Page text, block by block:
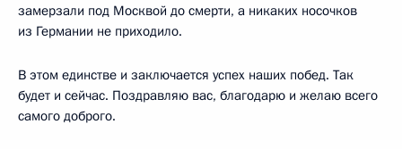
замерзали под Москвой до смерти, а никаких носочков
из Германии не приходило.
В этом единстве и заключается успех наших побед. Так
будет и сейчас. Поздравляю вас, благодарю и желаю всего
самого доброго.